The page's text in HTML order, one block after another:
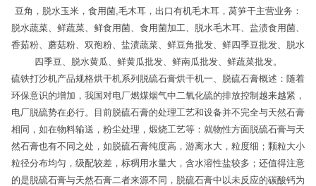
豆角，脱水玉米，食用菌,毛木耳，出口有机毛木耳，莴笋干主营业务：
脱水蔬菜、鲜蔬菜、鲜食用菌、食用菌加工、脱水毛木耳、盐渍食用菌、
香茹粉、蘑菇粉、双孢粉、盐渍蔬菜、鲜豆角批发、鲜四季豆批发、脱水
四季豆、脱水黄瓜、鲜黄瓜批发、鲜南瓜批发、鲜蔬菜批发。
硫铁打沙机产品规格烘干机系列脱硫石膏烘干机一、脱硫石膏概述：随着
环保意识的增加，我国对电厂燃煤烟气中二氧化硫的排放控制越来越紧，
电厂脱硫势在必行。目前脱硫石膏的处理工艺和设备并不完全与天然石膏
相同，如在物料输送，粉尘处理，煅烧工艺等：就物性方面脱硫石膏与天
然石膏也有不同之处，如脱硫石膏纯度高，游离水大，粒度细；颗粒大小
粒径分布均匀，级配较差，标稠用水量大，含水溶性盐较多；还值得注意
的是脱硫石膏与天然石膏二者来源不同，脱硫石膏中以未反应的碳酸钙为